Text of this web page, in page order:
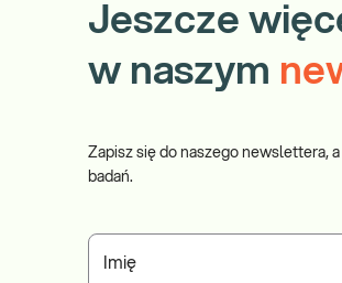
Jeszcze
w naszym
Zapisz się do naszego newslettera,
badań.
Imię